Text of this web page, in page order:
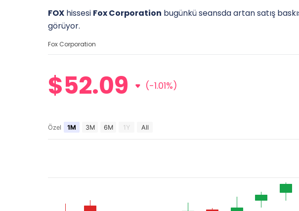
FOX hissesi Fox Corporation bugünkü seansda artan satış
görüyor.
Fox Corporation
$52.09 (-1.01%)
Özel 1M 3M 6M 1Y All